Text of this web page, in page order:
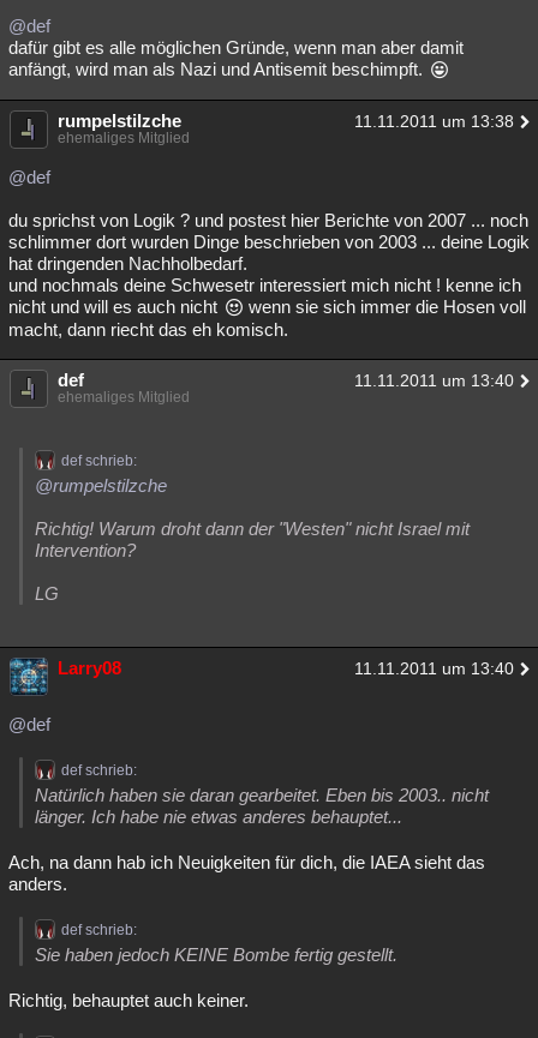
@def
dafür gibt es alle möglichen Gründe, wenn man aber damit
anfängt, wird man als Nazi und Antisemit beschimpft.
rumpelstilzche 11.11.2011 um 13:38
ehemaliges Mitglied
@def
du sprichst von Logik ? und postest hier Berichte von 2007 ... noch
schlimmer dort wurden Dinge beschrieben von 2003 ... deine Logik
hat dringenden Nachholbedarf.
und nochmals deine Schwesetr interessiert mich nicht ! kenne ich
nicht und will es auch nicht
wenn sie sich immer die Hosen voll
macht, dann riecht das eh komisch.
def 11.11.2011 um 13:40
ehemaliges Mitglied
def schrieb:
@rumpelstilzche
Richtig! Warum droht dann der "Westen" nicht Israel mit
Intervention?
LG
Larry08 11.11.2011 um 13:40
@def
def schrieb:
Natürlich haben sie daran gearbeitet. Eben bis 2003.. nicht
länger. Ich habe nie etwas anderes behauptet...
Ach, na dann hab ich Neuigkeiten für dich, die IAEA sieht das
anders.
def schrieb:
Sie haben jedoch KEINE Bombe fertig gestellt.
Richtig, behauptet auch keiner.